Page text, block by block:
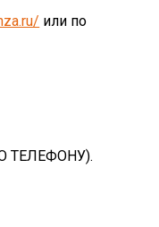
или по
ТЕЛЕФОНУ).